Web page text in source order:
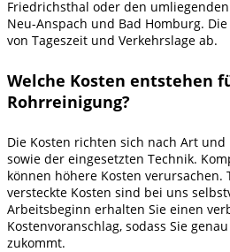
Friedrichsthal oder den
Neu-Anspach und Bad Homburg.
von Tageszeit und Verkehrslage ab.
Welche Kosten entstehen
Rohrreinigung?
Die Kosten richten sich nach Art
sowie der eingesetzten Technik.
können höhere Kosten verursachen.
versteckte Kosten sind bei uns
Arbeitsbeginn erhalten Sie einen
Kostenvoranschlag, sodass Sie
zukommt.